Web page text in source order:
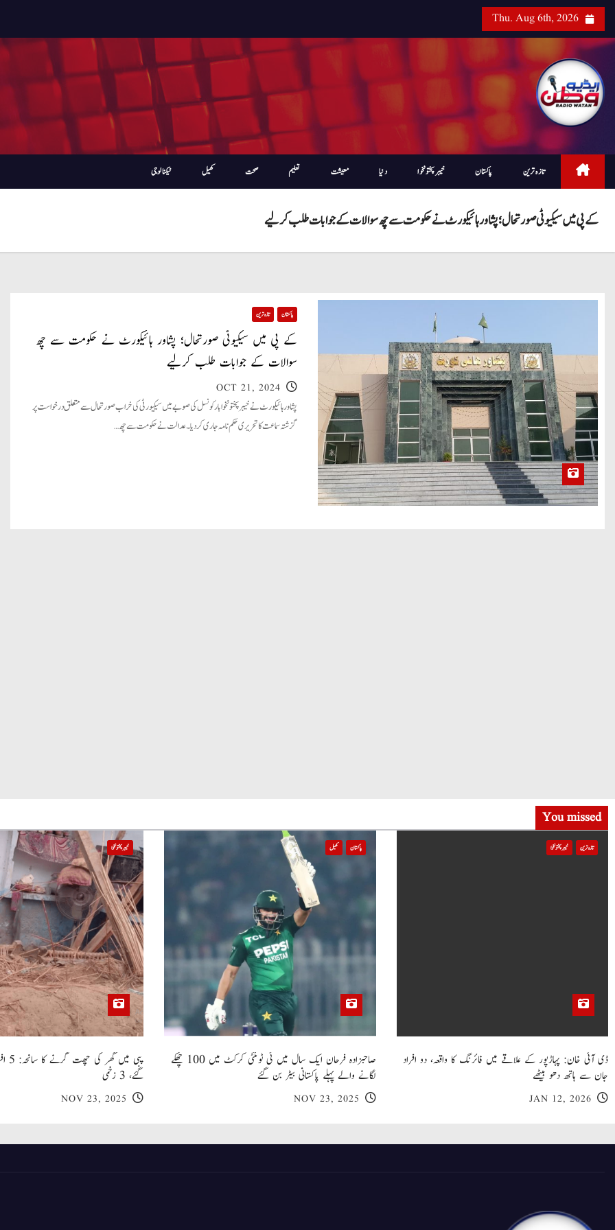
i
Thu. Aug 6th, 2026
تازہ ترین پاکستان خیبرپختونخوا دنیا معیشت تعلیم صحت کھیل ٹیکنالوجی
کے پی میں سیکیوٹی صورتحال؛ پشاور ہائیکورٹ نے حکومت سے چھ سوالات کے جوابات طلب کرلیے
پاکستان تازہ ترین
کے پی میں سیکیوٹی صورتحال؛ پشاور ہائیکورٹ نے حکومت سے چھ
سوالات کے جوابات طلب کرلیے
OCT 21, 2024
پشاور ہائیکورٹ نے خیبرپختونخوا بار کونسل کی صوبے میں سیکیورٹی کی خراب صورتحال سے متعلق درخواست پر
گزشتہ سماعت کا تحریری حکم نامہ جاری کردیا۔ عدالت نے حکومت سے چھ…
You missed
تازہ ترین خیبر پختونخوا
ڈی آئی خان: پہاڑپور کے علاقے میں فائرنگ کا واقعہ، دو افراد
جان سے ہاتھ دھو بیٹھے
JAN 12, 2026
پاکستان کھیل
صاحبزادہ فرحان ایک سال میں ٹی ٹوئنٹی کرکٹ میں 100 چھکے
لگانے والے پہلے پاکستانی بیٹر بن گئے
NOV 23, 2025
خیبر پختونخوا
گئے، 3 زخمی
NOV 23, 2025